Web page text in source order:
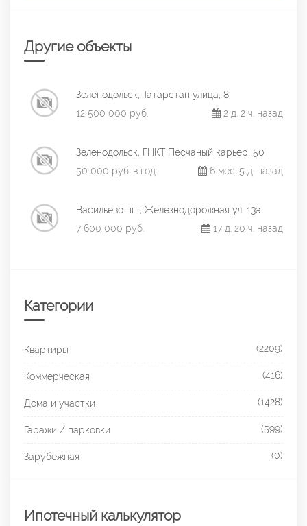
Другие объекты
Зеленодольск, Татарстан улица, 8
12 500 000 руб.
2 д. 2 ч. назад
Зеленодольск, ГНКТ Песчаный карьер, 50
50 000 руб. в год
6 мес. 5 д. назад
Васильево пгт, Железнодорожная ул, 13а
7 600 000 руб.
17 д. 20 ч. назад
Категории
Квартиры (2209)
Коммерческая (416)
Дома и участки (1428)
Гаражи / парковки (599)
Зарубежная (0)
Ипотечный калькулятор